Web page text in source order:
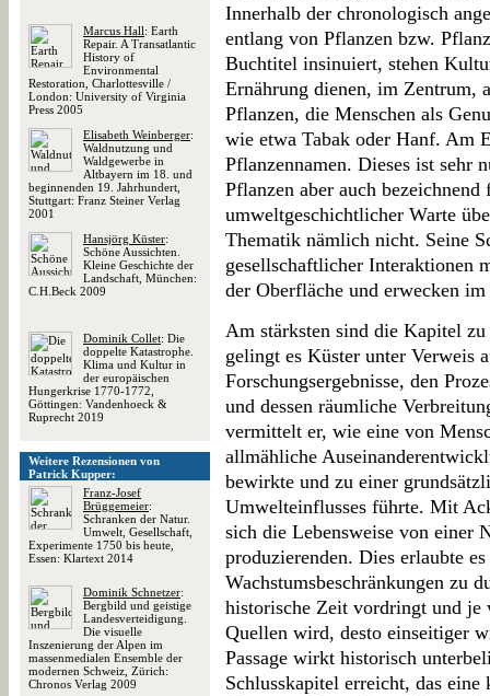
Marcus Hall: Earth
Repair. A Transatlantic
History of
Environmental
Restoration, Charlottesville /
London: University of Virginia
Press 2005
Elisabeth Weinberger:
Waldnutzung und
Waldgewerbe in
Altbayern im 18. und
beginnenden 19. Jahrhundert,
Stuttgart: Franz Steiner Verlag
2001
Hansjörg Küster:
Schöne Aussichten.
Kleine Geschichte der
Landschaft, München:
C.H.Beck 2009
Dominik Collet: Die
doppelte Katastrophe.
Klima und Kultur in
der europäischen
Hungerkrise 1770-1772,
Göttingen: Vandenhoeck &
Ruprecht 2019
Weitere Rezensionen von
Patrick Kupper:
Franz-Josef
Brüggemeier:
Schranken der Natur.
Umwelt, Gesellschaft,
Experimente 1750 bis heute,
Essen: Klartext 2014
Dominik Schnetzer:
Bergbild und geistige
Landesverteidigung.
Die visuelle
Inszenierung der Alpen im
massenmedialen Ensemble der
modernen Schweiz, Zürich:
Chronos Verlag 2009
Innerhalb der chronologisch
entlang von Pflanzen bzw.
Buchtitel insinuiert, stehen
Ernährung dienen, im Zentrum,
Pflanzen, die Menschen als
wie etwa Tabak oder Hanf. Am
Pflanzennamen. Dieses ist sehr
Pflanzen aber auch
umweltgeschichtlicher Warte
Thematik nämlich nicht. Seine
gesellschaftlicher Interaktionen
der Oberfläche und erwecken
Am stärksten sind die Kapitel
gelingt es Küster unter Verweis
Forschungsergebnisse, den
und dessen räumliche
vermittelt er, wie eine von
allmähliche
bewirkte und zu einer
Umwelteinflusses führte. Mit
sich die Lebensweise von einer
produzierenden. Dies erlaubte
Wachstumsbeschränkungen zu
historische Zeit vordringt und
Quellen wird, desto einseitiger
Passage wirkt historisch
Schlusskapitel erreicht, das